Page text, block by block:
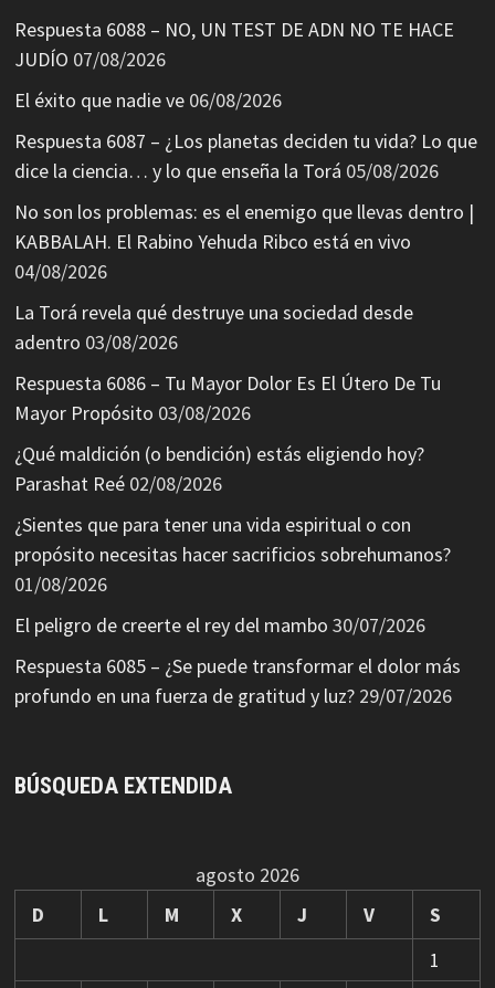
Respuesta 6088 – NO, UN TEST DE ADN NO TE HACE
JUDÍO 07/08/2026
El éxito que nadie ve 06/08/2026
Respuesta 6087 – ¿Los planetas deciden tu vida? Lo que
dice la ciencia… y lo que enseña la Torá 05/08/2026
No son los problemas: es el enemigo que llevas dentro |
KABBALAH. El Rabino Yehuda Ribco está en vivo
04/08/2026
La Torá revela qué destruye una sociedad desde
adentro 03/08/2026
Respuesta 6086 – Tu Mayor Dolor Es El Útero De Tu
Mayor Propósito 03/08/2026
¿Qué maldición (o bendición) estás eligiendo hoy?
Parashat Reé 02/08/2026
¿Sientes que para tener una vida espiritual o con
propósito necesitas hacer sacrificios sobrehumanos?
01/08/2026
El peligro de creerte el rey del mambo 30/07/2026
Respuesta 6085 – ¿Se puede transformar el dolor más
profundo en una fuerza de gratitud y luz? 29/07/2026
BÚSQUEDA EXTENDIDA
agosto 2026
D
L M X J V
S
1